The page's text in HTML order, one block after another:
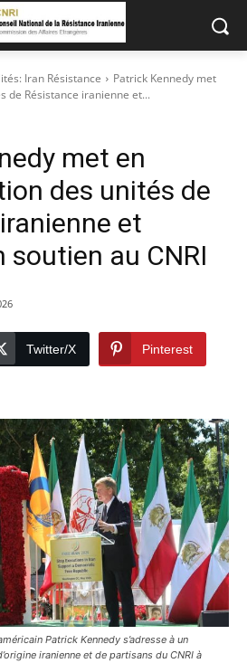
Iran Résistance
Patrick Kennedy met
de Résistance iranienne et...
met en
des unités de
et
soutien au CNRI
Twitter/X Pinterest
Patrick Kennedy s’adresse à un
iranienne et de partisans du CNRI à